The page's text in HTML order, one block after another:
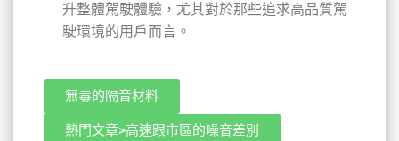
升整體駕駛體驗，尤其對於那些追求高品質駕
駛環境的用戶而言。
無毒的隔音材料
熱門文章>高速跟市區的噪音差別